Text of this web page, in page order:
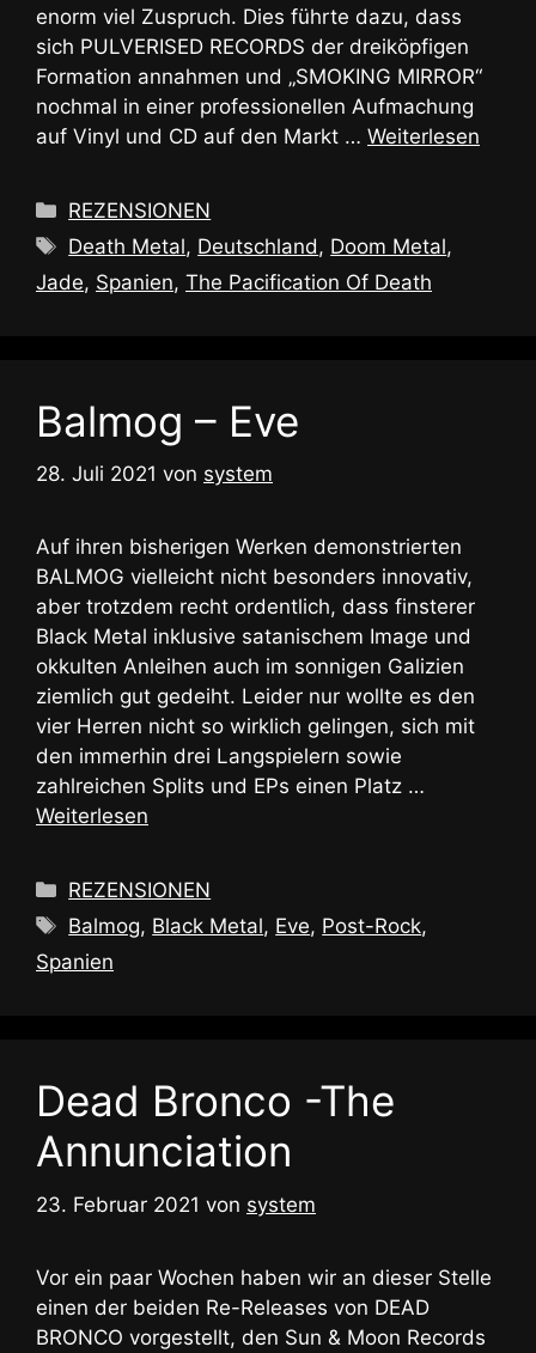
enorm viel Zuspruch. Dies führte dazu, dass
sich PULVERISED RECORDS der dreiköpfigen
Formation annahmen und „SMOKING MIRROR“
nochmal in einer professionellen Aufmachung
auf Vinyl und CD auf den Markt … Weiterlesen
Kategorien
REZENSIONEN
Schlagwörter
Death Metal, Deutschland, Doom Metal,
Jade, Spanien, The Pacification Of Death
Balmog – Eve
28. Juli 2021 von system
Auf ihren bisherigen Werken demonstrierten
BALMOG vielleicht nicht besonders innovativ,
aber trotzdem recht ordentlich, dass finsterer
Black Metal inklusive satanischem Image und
okkulten Anleihen auch im sonnigen Galizien
ziemlich gut gedeiht. Leider nur wollte es den
vier Herren nicht so wirklich gelingen, sich mit
den immerhin drei Langspielern sowie
zahlreichen Splits und EPs einen Platz …
Weiterlesen
Kategorien
REZENSIONEN
Schlagwörter
Balmog, Black Metal, Eve, Post-Rock,
Spanien
Dead Bronco -The
Annunciation
23. Februar 2021 von system
Vor ein paar Wochen haben wir an dieser Stelle
einen der beiden Re-Releases von DEAD
BRONCO vorgestellt, den Sun & Moon Records